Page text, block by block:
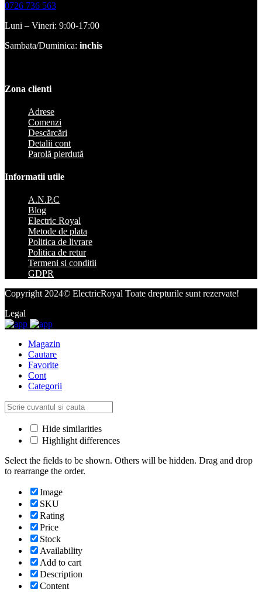
0726 736 563
Luni – Vineri: 9:00-17:00
Sambata/Duminica: inchis
Zona clienti
Adrese
Comenzi
Descărcări
Detalii cont
Parolă pierdută
Informatii utile
A.N.P.C
Blog
Electric Royal
Metode de plata
Politica de livrare
Politica de retur
Termeni si conditii
GDPR
Copyright 2024© ElectricRoyal Toate drepturile sunt rezervate!
Legal
Magazin
Cautare
Favorite
Cont
Categorii
Hide similarities
Highlight differences
Select the fields to be shown. Others will be hidden. Drag and drop
to rearrange the order.
Image
SKU
Rating
Price
Stock
Availability
Add to cart
Description
Content